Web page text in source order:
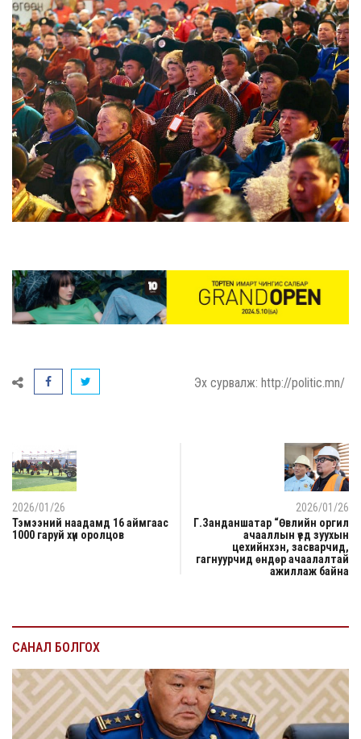
Эх сурвалж: http://politic.mn/
2026/01/26
Тэмээний наадамд 16 аймгаас
1000 гаруй хүн оролцов
2026/01/26
Г.Занданшатар “Өвлийн оргил
ачааллын үед зуухын
цехийнхэн, засварчид,
гагнуурчид өндөр ачаалалтай
ажиллаж байна
САНАЛ БОЛГОХ